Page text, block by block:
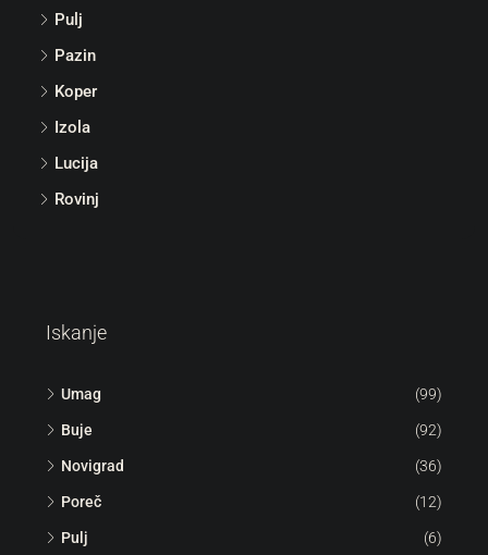
Pulj
Pazin
Koper
Izola
Lucija
Rovinj
Iskanje
Umag (99)
Buje (92)
Novigrad (36)
Poreč (12)
Pulj (6)